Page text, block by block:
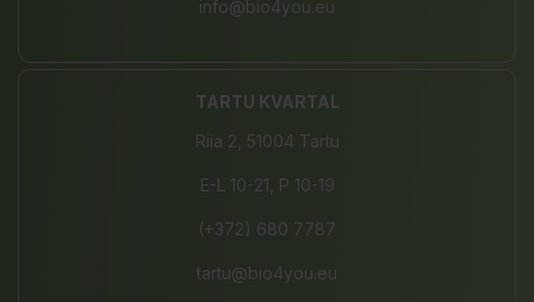
info@bio4you.eu
TARTU KVARTAL
Riia 2, 51004 Tartu
E-L 10-21, P 10-19
(+372) 680 7787
tartu@bio4you.eu